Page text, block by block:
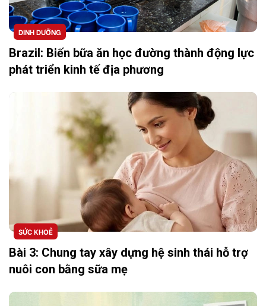
DINH DƯỠNG
Brazil: Biến bữa ăn học đường thành động lực
phát triển kinh tế địa phương
SỨC KHOẺ
Bài 3: Chung tay xây dựng hệ sinh thái hỗ trợ
nuôi con bằng sữa mẹ